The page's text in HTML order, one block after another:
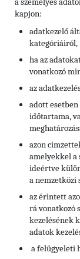
kapjon:
adatkezelő
kategóriáiról,
ha az
vonatkozó
az
adott
időtartama,
azon
amelyekkel a
ideértve
a nemzetközi
az érintett
rá vonatkozó
kezelésének
adatok
a felügyeleti